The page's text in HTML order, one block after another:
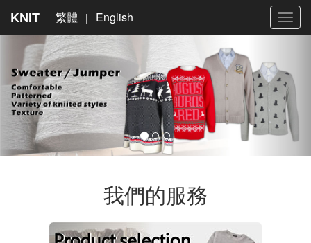
KNIT 繁體 | English
我們的服務